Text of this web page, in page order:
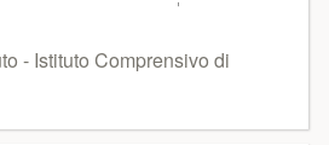
- Istituto Comprensivo di